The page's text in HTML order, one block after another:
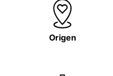
Origen